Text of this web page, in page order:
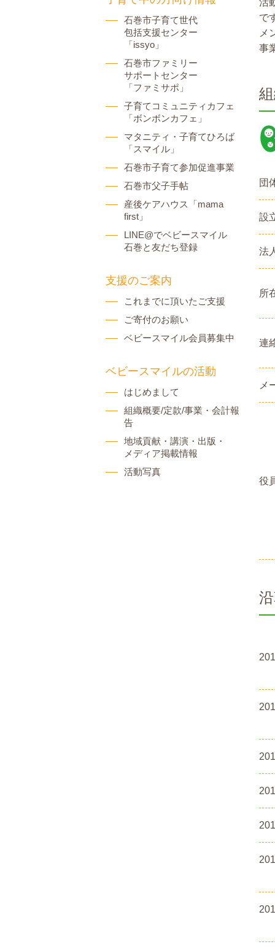
活
で
メ
事
団
設
法
所
連
メ
役
石巻市子育て世代
包括支援センター
「issyo」
石巻市ファミリー
サポートセンター
「ファミサポ」
子育てコミュニティカフェ
「ボンボンカフェ」
マタニティ・子育てひろば
「スマイル」
石巻市子育て参加促進事業
石巻市父子手帖
産後ケアハウス「mama
first」
LINE@でベビースマイル
石巻と友だち登録
支援のご案内
これまでに頂いたご支援
ご寄付のお願い
ベビースマイル会員募集中
ベビースマイルの活動
はじめまして
組織概要/定款/事業・会計報
告
地域貢献・講演・出版・
メディア掲載情報
活動写真